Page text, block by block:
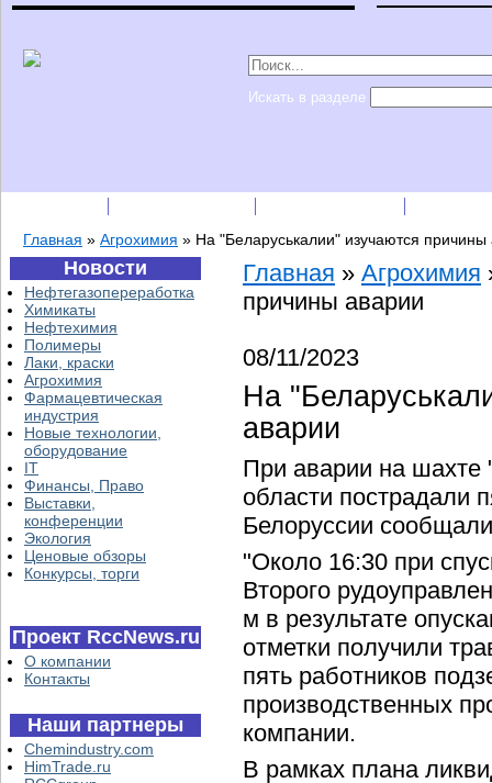
Искать в разделе
Главная » Агрохимия » На "Беларуськалии" изучаются причины
Новости
Нефтегазопереработка
Химикаты
Нефтехимия
Полимеры
Лаки, краски
Агрохимия
Фармацевтическая
индустрия
Новые технологии,
оборудование
IT
Финансы, Право
Выставки,
конференции
Экология
Ценовые обзоры
Конкурсы, торги
Проект RccNews.ru
О компании
Контакты
Наши партнеры
Chemindustry.com
HimTrade.ru
Главная » Агрохимия
причины аварии
08/11/2023
На
аварии
При аварии на шахте
области пострадали
Белоруссии
"Около 16:30 при
Второго
м в результате
отметки получили
пять работников
производственных
компании.
В рамках плана